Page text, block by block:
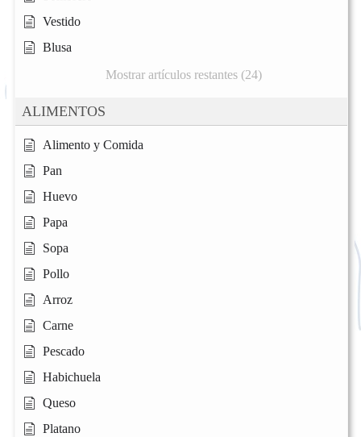
Vestido
Blusa
Mostrar artículos restantes (24)
ALIMENTOS
Alimento y Comida
Pan
Huevo
Papa
Sopa
Pollo
Arroz
Carne
Pescado
Habichuela
Queso
Platano